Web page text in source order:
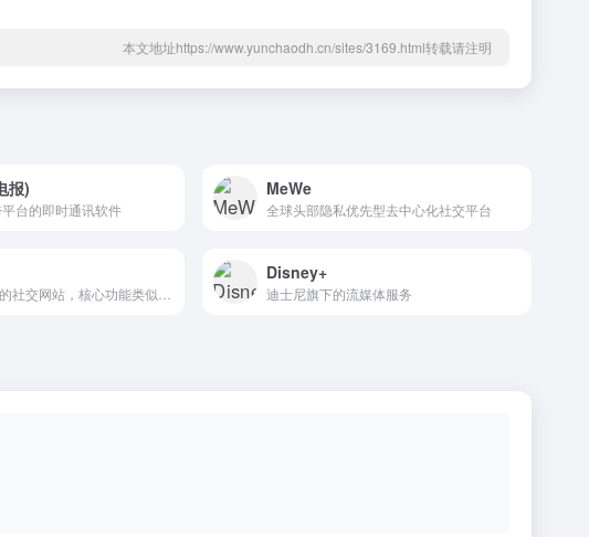
本文地址https://www.yunchaodh.cn/sites/3169.html转载请注明
报)
台的即时通讯软件
MeWe
全球头部隐私优先型去中心化社交平台
Disney+
迪士尼旗下的流媒体服务